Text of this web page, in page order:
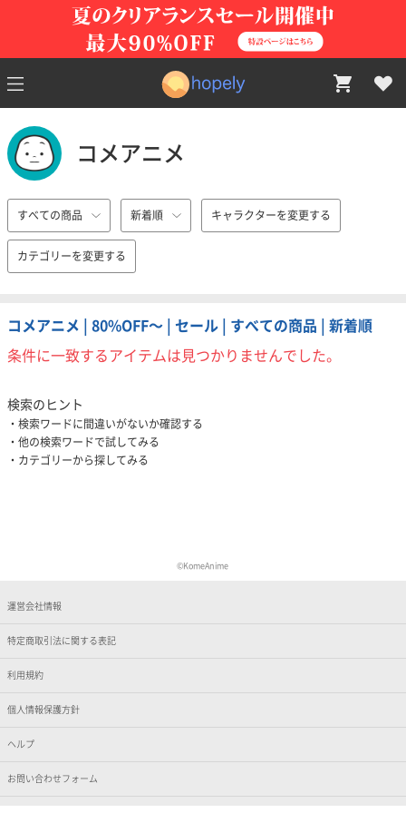
コメアニメ
すべての商品 新着順 キャラクターを変更する
カテゴリーを変更する
コメアニメ | 80%OFF〜 | セール | すべての商品 | 新着順
条件に一致するアイテムは見つかりませんでした。
検索のヒント
検索ワードに間違いがないか確認する
他の検索ワードで試してみる
カテゴリーから探してみる
©KomeAnime
運営会社情報
特定商取引法に関する表記
利用規約
個人情報保護方針
ヘルプ
お問い合わせフォーム